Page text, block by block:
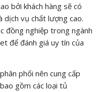
bởi khách hàng sẽ có
dịch vụ chất lượng cao.
đồng nghiệp trong ngành
để đánh giá uy tín của
phối nên cung cấp
gồm các loại tủ